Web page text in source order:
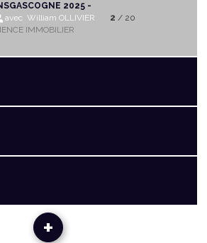
2025 -
avec William OLLIVIER
IMMOBILIER
2 / 20
+